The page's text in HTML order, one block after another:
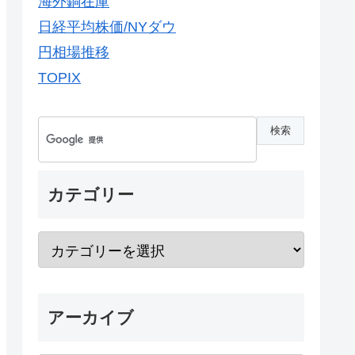
日経平均株価/NYダウ
円相場推移
TOPIX
カテゴリー
アーカイブ